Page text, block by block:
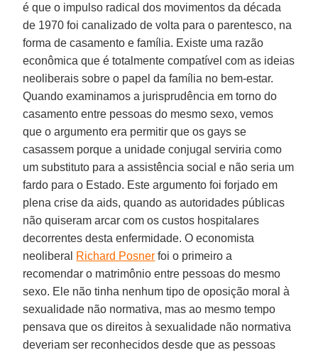
é que o impulso radical dos movimentos da década
de 1970 foi canalizado de volta para o parentesco, na
forma de casamento e família. Existe uma razão
econômica que é totalmente compatível com as ideias
neoliberais sobre o papel da família no bem-estar.
Quando examinamos a jurisprudência em torno do
casamento entre pessoas do mesmo sexo, vemos
que o argumento era permitir que os gays se
casassem porque a unidade conjugal serviria como
um substituto para a assistência social e não seria um
fardo para o Estado. Este argumento foi forjado em
plena crise da aids, quando as autoridades públicas
não quiseram arcar com os custos hospitalares
decorrentes desta enfermidade. O economista
neoliberal Richard Posner foi o primeiro a
recomendar o matrimônio entre pessoas do mesmo
sexo. Ele não tinha nenhum tipo de oposição moral à
sexualidade não normativa, mas ao mesmo tempo
pensava que os direitos à sexualidade não normativa
deveriam ser reconhecidos desde que as pessoas